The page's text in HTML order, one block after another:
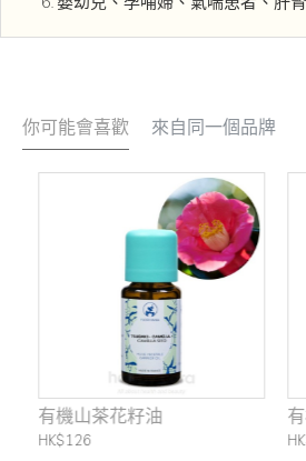
你可能會喜歡 來自同一個品牌
有機山茶花籽油
HK$126
有